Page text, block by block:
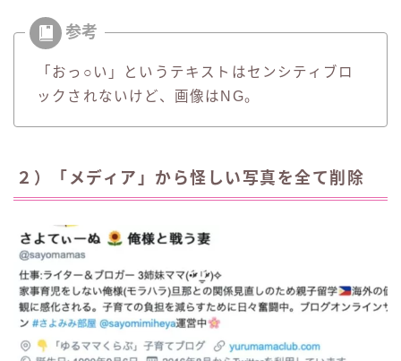
「おっ○い」というテキストはセンシティブロ
ックされないけど、画像はNG。
２）「メディア」から怪しい写真を全て削除